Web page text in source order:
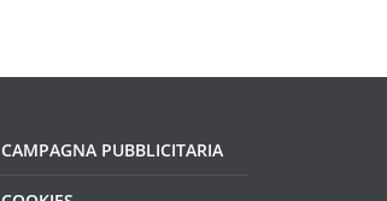
CAMPAGNA PUBBLICITARIA